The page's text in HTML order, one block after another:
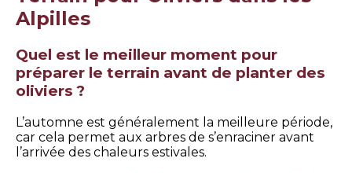
Alpilles
Quel est le meilleur moment pour
préparer le terrain avant de planter des
oliviers ?
L’automne est généralement la meilleure période,
car cela permet aux arbres de s’enraciner avant
l’arrivée des chaleurs estivales.